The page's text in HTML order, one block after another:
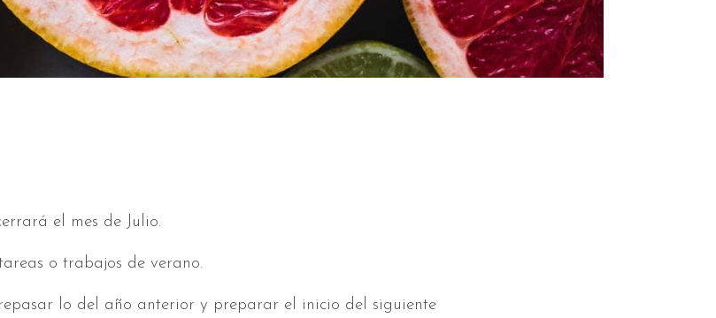
el mes de Julio.
o trabajos de verano.
y preparar el inicio del siguiente